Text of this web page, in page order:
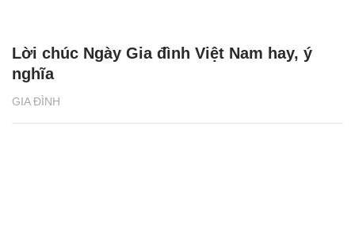
GIA ĐÌNH
Lời chúc Ngày Gia đình Việt Nam hay, ý
nghĩa